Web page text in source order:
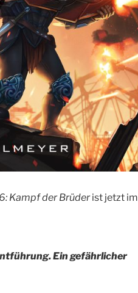
Kampf der Brüderist jetzt im
Ein gefährlicher